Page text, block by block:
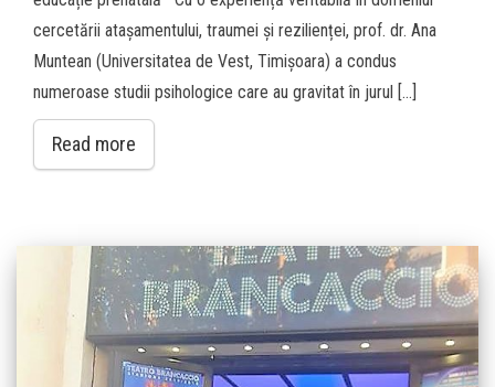
cercetării atașamentului, traumei și rezilienței, prof. dr. Ana
Muntean (Universitatea de Vest, Timișoara) a condus
numeroase studii psihologice care au gravitat în jurul […]
Read more